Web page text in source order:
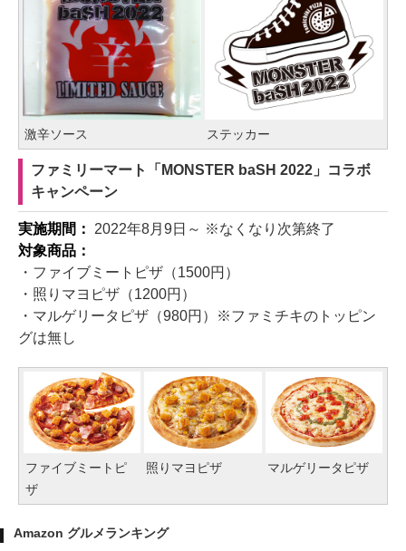
激辛ソース ステッカー
ファミリーマート「MONSTER baSH 2022」コラボ
キャンペーン
実施期間： 2022年8月9日～ ※なくなり次第終了
対象商品：
・ファイブミートピザ（1500円）
・照りマヨピザ（1200円）
・マルゲリータピザ（980円）※ファミチキのトッピン
グは無し
ファイブミートピ
ザ
照りマヨピザ マルゲリータピザ
Amazon グルメランキング